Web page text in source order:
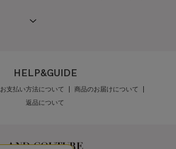
HELP&GUIDE
お支払い方法について
商品のお届けについて
返品について